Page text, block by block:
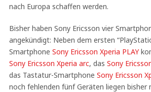
nach Europa schaffen werden.
Bisher haben Sony Ericsson vier
angekündigt: Neben dem ersten
Smartphone Sony Ericsson Xperia PLAY
Sony Ericsson Xperia arc, das Sony
das Tastatur-Smartphone Sony Ericsson
noch fehlenden fünf Geräten liegen bisher